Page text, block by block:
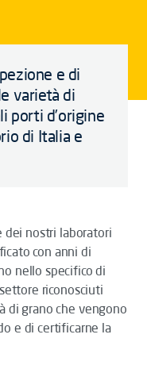
e di
varietà di
porti d’origine
di Italia e
dei nostri laboratori
con anni di
nello specifico di
riconosciuti
di grano che vengono
e di certificarne la